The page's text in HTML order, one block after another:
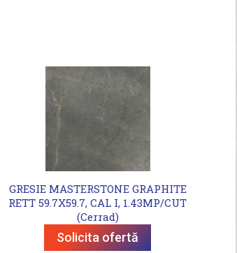
GRESIE MASTERSTONE GRAPHITE
RETT 59.7X59.7, CAL I, 1.43MP/CUT
(Cerrad)
Solicita ofertă